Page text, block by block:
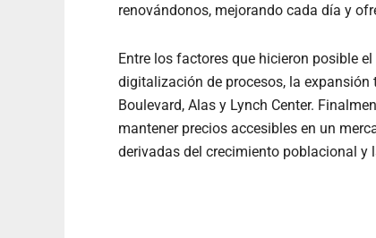
renovándonos, mejorando cada día y
Entre los factores que hicieron posible
digitalización de procesos, la
Boulevard, Alas y Lynch Center.
mantener precios accesibles en un
derivadas del crecimiento poblacional y